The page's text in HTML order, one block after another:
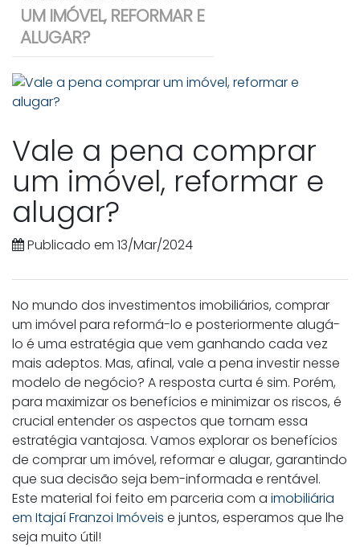
UM IMÓVEL, REFORMAR E
ALUGAR?
Vale a pena comprar
um imóvel, reformar e
alugar?
Publicado em 13/Mar/2024
No mundo dos investimentos imobiliários, comprar
um imóvel para reformá-lo e posteriormente alugá-
lo é uma estratégia que vem ganhando cada vez
mais adeptos. Mas, afinal, vale a pena investir nesse
modelo de negócio? A resposta curta é sim. Porém,
para maximizar os benefícios e minimizar os riscos, é
crucial entender os aspectos que tornam essa
estratégia vantajosa. Vamos explorar os benefícios
de comprar um imóvel, reformar e alugar, garantindo
que sua decisão seja bem-informada e rentável.
Este material foi feito em parceria com a imobiliária
em Itajaí Franzoi Imóveis e juntos, esperamos que lhe
seja muito útil!